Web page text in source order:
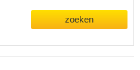
zoeken